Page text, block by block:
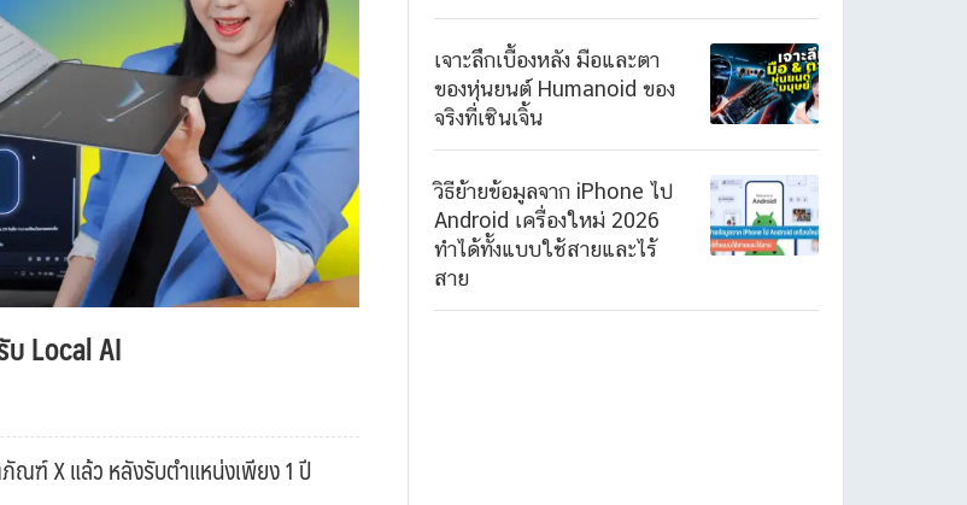
Local AI
ฑ์ X แล้ว หลังรับตำแหน่งเพียง 1 ปี
เจาะลึกเบื้องหลัง มือและตา
ของหุ่นยนต์ Humanoid ของ
จริงที่เซินเจิ้น
วิธีย้ายข้อมูลจาก iPhone ไป
Android เครื่องใหม่ 2026
ทำได้ทั้งแบบใช้สายและไร้
สาย